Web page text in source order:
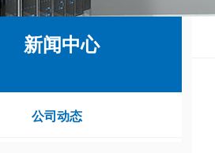
新闻中心
公司动态